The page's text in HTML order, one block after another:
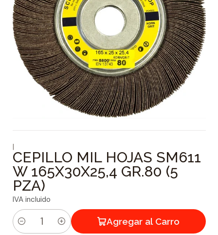
|
CEPILLO MIL HOJAS SM611
W 165X30X25,4 GR.80 (5
PZA)
IVA incluido
C
Agregar al Carro